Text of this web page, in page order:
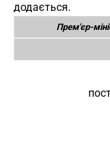
додається.
Прем'єр-